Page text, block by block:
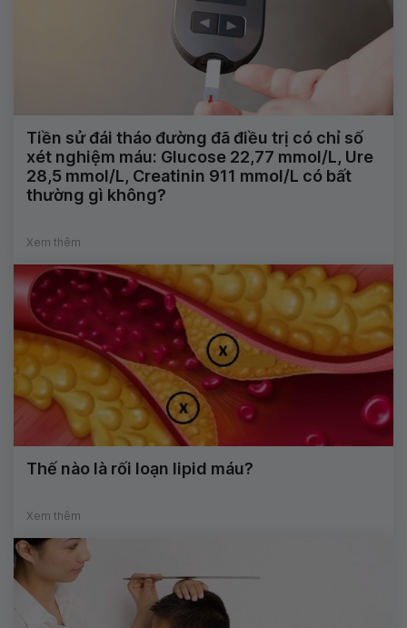
Tiền sử đái tháo đường đã điều trị có chỉ số
xét nghiệm máu: Glucose 22,77 mmol/L, Ure
28,5 mmol/L, Creatinin 911 mmol/L có bất
thường gì không?
Xem thêm
Thế nào là rối loạn lipid máu?
Xem thêm